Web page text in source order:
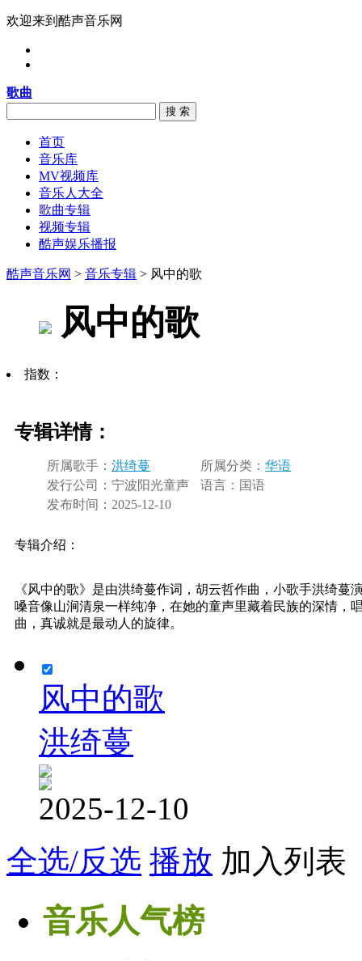
欢迎来到酷声音乐网
歌曲
搜 索
首页
音乐库
MV视频库
音乐人大全
歌曲专辑
视频专辑
酷声娱乐播报
酷声音乐网 > 音乐专辑 > 风中的歌
风中的歌
指数：
专辑详情：
所属歌手： 洪绮蔓 所属分类： 华语
发行公司： 宁波阳光童声 语言： 国语
发布时间： 2025-12-10
专辑介绍：
《风中的歌》是由洪绮蔓作词，胡云哲作曲，小歌手洪绮蔓
嗓音像山涧清泉一样纯净，在她的童声里藏着民族的深情，
曲，真诚就是最动人的旋律。
风中的歌
洪绮蔓
2025-12-10
全选/反选 播放 加入列表
音乐人气榜